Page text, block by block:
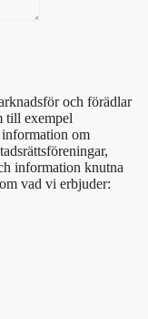
och förädlar
till exempel
om
information knutna
vad vi erbjuder: